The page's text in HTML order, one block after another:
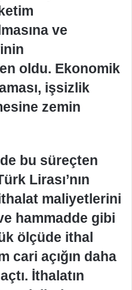
ve
oldu. Ekonomik
işsizlik
zemin
bu süreçten
Lirası’nın
maliyetlerini
hammadde gibi
ölçüde ithal
cari açığın daha
İthalatın